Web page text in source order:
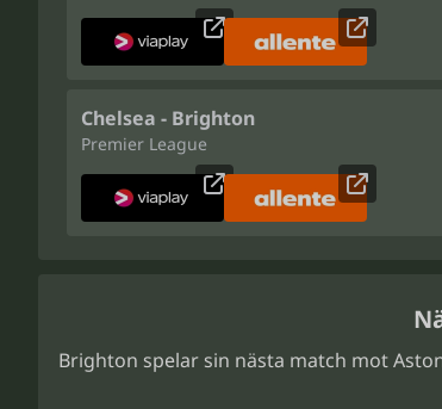
Chelsea - Brighton
Premier League
Brighton spelar sin nästa match mot